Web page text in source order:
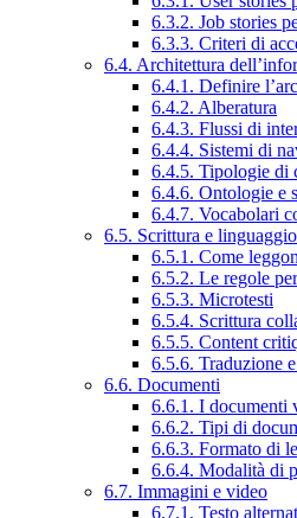
6.3.2. Job stories
6.3.3. Criteri di
6.4. Architettura
6.4.1. Definire
6.4.2. Alberatura
6.4.3. Flussi di
6.4.4. Sistemi di
6.4.5. Tipologie di
6.4.6. Ontologie e
6.4.7. Vocabolari
6.5. Scrittura e linguaggio
6.5.1. Come
6.5.2. Le regole
6.5.3. Microtesti
6.5.4. Scrittura
6.5.5. Content
6.5.6. Traduzione
6.6. Documenti
6.6.1. I documenti
6.6.2. Tipi di
6.6.3. Formato di
6.6.4. Modalità di
6.7. Immagini e video
6.7.1. Testo